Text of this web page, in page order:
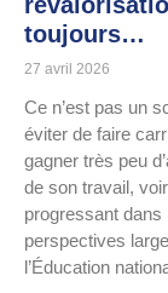
toujours…
27 avril 2026
Ce n’est pas un
éviter de faire
gagner très peu
de son travail,
progressant
perspectives
l’Éducation